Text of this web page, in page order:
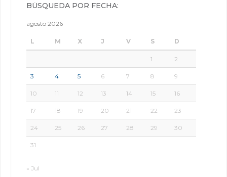
BÚSQUEDA POR FECHA:
agosto 2026
L M X J V S D
1 2
3 4 5 6 7 8 9
10 11 12 13 14 15 16
17 18 19 20 21 22 23
24 25 26 27 28 29 30
31
« Jul